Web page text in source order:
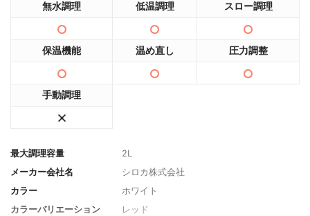
無水調理 低温調理 スロー調理
保温機能 温め直し 圧力調整
手動調理
最大調理容量
2L
メーカー会社名
シロカ株式会社
カラー
ホワイト
カラーバリエーション
レッド